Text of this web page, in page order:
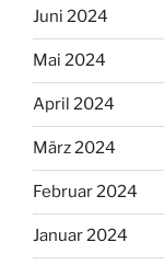
Juni 2024
Mai 2024
April 2024
März 2024
Februar 2024
Januar 2024